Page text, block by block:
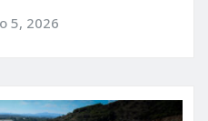
5, 2026